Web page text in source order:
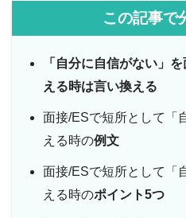
この記事で
「自分に自信がない」
える時は言い換える
面接/ESで短所として「
える時の例文
面接/ESで短所として「
える時のポイント5つ